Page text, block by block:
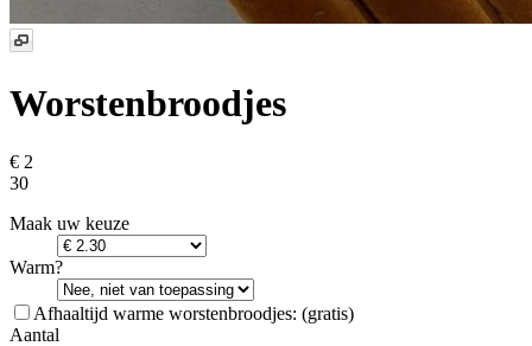
Worstenbroodjes
€ 2
30
Maak uw keuze
Warm?
Afhaaltijd warme worstenbroodjes: (gratis)
Aantal